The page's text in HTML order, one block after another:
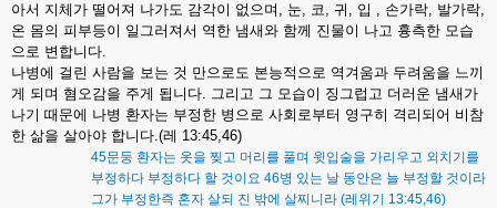
아서 지체가 떨어져 나가도 감각이 없으며 , 눈, 코, 귀 , 입 , 손가락, 발가락,
온 몸의 피부등이 일그러져서 역한 냄새와 함께 진물이 나고 흉측한 모습
으로 변합니다.
나병에 걸린 사람을 보는 것 만으로도 본능적으로 역겨움과 두려움을 느끼
게 되며 혐오감을 주게 됩니다. 그리고 그 모습이 징그럽고 더러운 냄새가
나기 때문에 나병 환자는 부정한 병으로 사회로부터 영구히 격 리되어 비참
한 삶을 살아야 합니다.(레 13:45,46)
45문둥 환자는 옷을 찢고 머리를 풀며 윗입술을 가리우고 외치기를
부정하다 부정하다 할 것이요 46병 있는 날 동안은 늘 부정할 것이라
그가 부정한즉 혼자 살되 진 밖에 살찌니라 (레위기 13:45,46)